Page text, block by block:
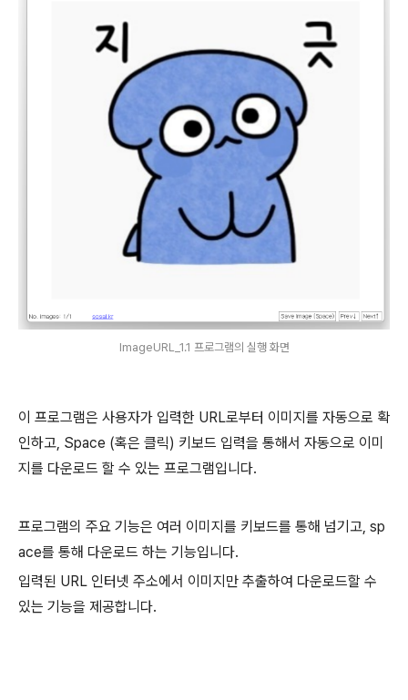
ImageURL_1.1 프로그램의 실행 화면
이 프로그램은 사용자가 입력한 URL로부터 이미지를 자동으로 확
인하고, Space (혹은 클릭) 키보드 입력을 통해서 자동으로 이미
지를 다운로드 할 수 있는 프로그램입니다.
프로그램의 주요 기능은 여러 이미지를 키보드를 통해 넘기고, sp
ace를 통해 다운로드 하는 기능입니다.
입력된 URL 인터넷 주소에서 이미지만 추출하여 다운로드할 수
있는 기능을 제공합니다.